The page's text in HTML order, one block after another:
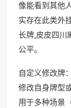
像能看到其他
实存在此类外
长牌,皮皮四川
公平。
自定义修改牌
修改自身牌型
用于多种场景